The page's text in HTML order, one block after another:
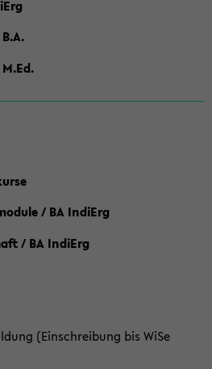
/ BA IndiErg
/ BA IndiErg
(Einschreibung bis WiSe